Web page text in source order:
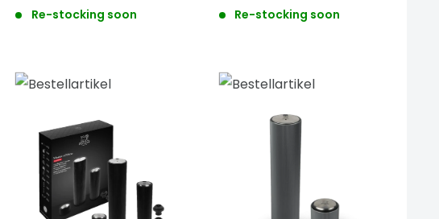
Re-stocking soon
Re-stocking soon